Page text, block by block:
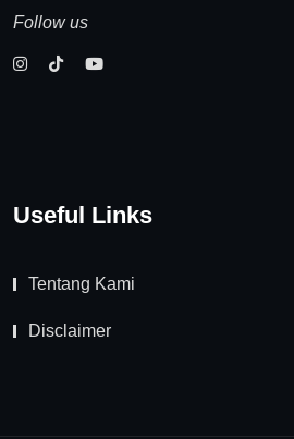
Follow us
Useful Links
Tentang Kami
Disclaimer